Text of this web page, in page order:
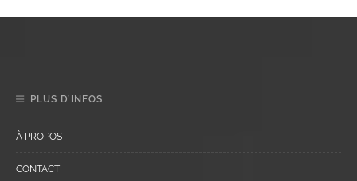
PLUS D’INFOS
À PROPOS
CONTACT